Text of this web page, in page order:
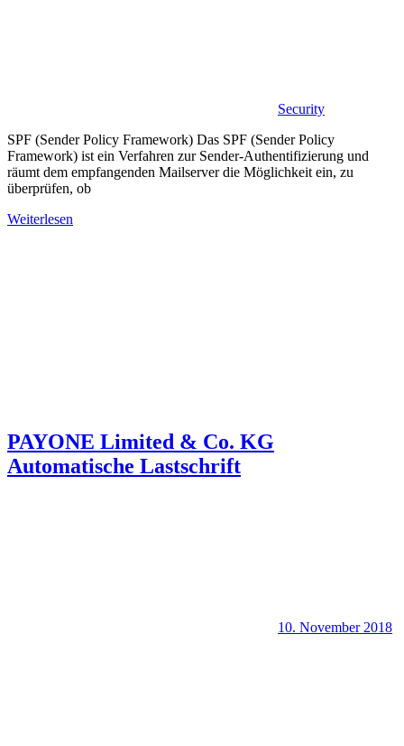
Security
SPF (Sender Policy Framework) Das SPF (Sender Policy
Framework) ist ein Verfahren zur Sender-Authentifizierung und
räumt dem empfangenden Mailserver die Möglichkeit ein, zu
überprüfen, ob
Weiterlesen
PAYONE Limited & Co. KG
Automatische Lastschrift
10. November 2018